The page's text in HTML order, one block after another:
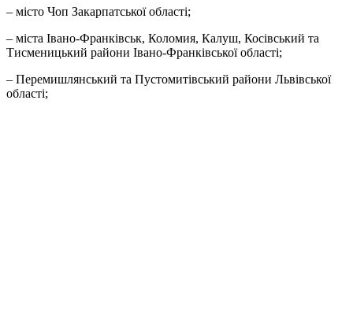
– місто Чоп Закарпатської області;
– міста Івано-Франківськ, Коломия, Калуш, Косівський та
Тисменицький райони Івано-Франківської області;
– Перемишлянський та Пустомитівський райони Львівської
області;